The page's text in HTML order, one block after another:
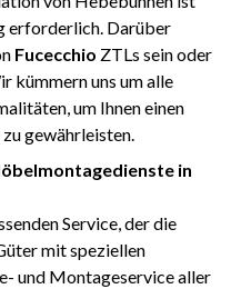
erforderlich. Darüber
Fucecchio ZTLs sein oder
kümmern uns um alle
um Ihnen einen
gewährleisten.
in
Service, der die
mit speziellen
und Montageservice aller